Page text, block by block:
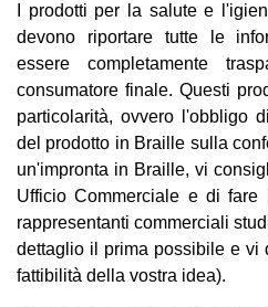
I prodotti per la salute e
devono riportare tutte le
essere completamente
consumatore finale. Questi
particolarità, ovvero l'obbligo
del prodotto in Braille sulla
un'impronta in Braille, vi
Ufficio Commerciale e di fare
rappresentanti commerciali
dettaglio il prima possibile e vi
fattibilità della vostra idea).